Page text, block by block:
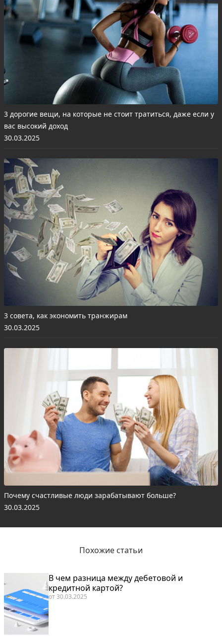
3 дорогие вещи, на которые не стоит тратиться, даже если у
вас высокий доход
30.03.2025
3 совета, как экономить транжирам
30.03.2025
Почему счастливые люди зарабатывают больше?
30.03.2025
Похожие статьи
В чем разница между дебетовой и
кредитной картой?
от30.03.2025